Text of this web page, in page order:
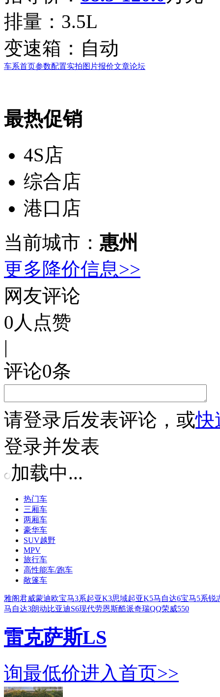
排量： 3.5L
变速箱： 自动
车系首页参数配置实拍图片报价文章论坛
最热促销
4S店
综合店
港口店
当前城市： 惠州
更多降价信息>>
网友评论
0 人点赞
|
评论0条
请登录后发表评论，或快
登录并发表
加载中...
热门车
三厢车
两厢车
豪华车
SUV越野
MPV
旅行车
高性能车/跑车
敞篷车
雅阁君威蒙迪欧宝马3系起亚K3思域起亚K5马自达6宝马5系锐
马自达3朗动比亚迪S6现代劳恩斯酷派奇瑞QQ荣威550
雷克萨斯LS
询最低价进入首页>>